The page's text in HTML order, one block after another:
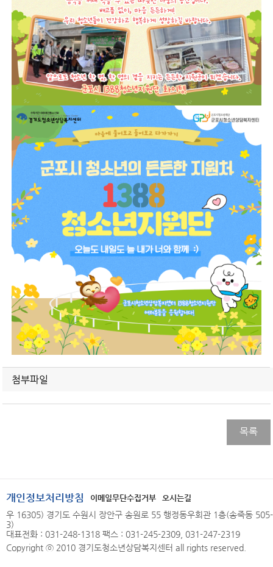
첨부파일
목록
개인정보처리방침 이메일무단수집거부 오시는길
우 16305) 경기도 수원시 장안구 송원로 55 행정동우회관 1층(송죽동 505-
3)
대표전화 : 031-248-1318 팩스 : 031-245-2309, 031-247-2319
Copyright ⓒ 2010 경기도청소년상담복지센터 all rights reserved.